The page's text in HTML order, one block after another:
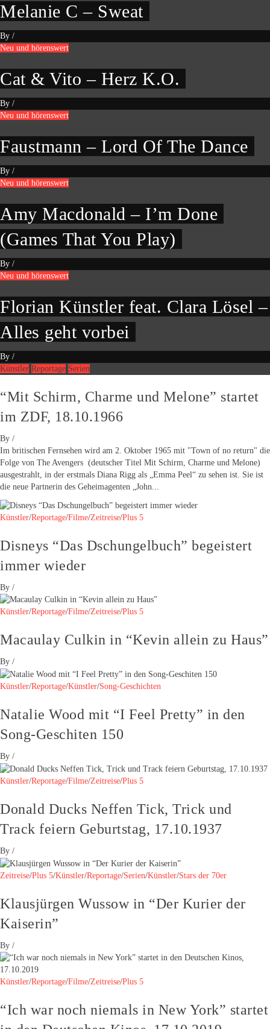
Melanie C – Sweat
By /
Neu und hörenswert
Cat & Vito – Herz K.O.
By /
Neu und hörenswert
Faustmann – Lord Of The Dance
By /
Neu und hörenswert
Amy Macdonald – I’m Done
(Games That You Play)
By /
Neu und hörenswert
Florian Künstler feat. Clara Lösel –
Alles geht vorbei
By /
Künstler Reportage Serien
“Mit Schirm, Charme und Melone” startet
im ZDF, 18.10.1966
By /
Im britischen Fernsehen wird am 2. Oktober 1965 mit "Town of no return" die
Folge von The Avengers (deutscher Titel Mit Schirm, Charme und Melone)
ausgestrahlt, in der erstmals Diana Rigg als „Emma Peel“ zu sehen ist. Sie ist
die neue Partnerin des Geheimagenten „John...
Künstler/Reportage/Filme/Zeitreise/Plus 5
Disneys “Das Dschungelbuch” begeistert
immer wieder
By /
Künstler/Reportage/Filme/Zeitreise/Plus 5
Macaulay Culkin in “Kevin allein zu Haus”
By /
Künstler/Reportage/Künstler/Song-Geschichten
Natalie Wood mit “I Feel Pretty” in den
Song-Geschiten 150
By /
Künstler/Reportage/Filme/Zeitreise/Plus 5
Donald Ducks Neffen Tick, Trick und
Track feiern Geburtstag, 17.10.1937
By /
Zeitreise/Plus 5/Künstler/Reportage/Serien/Künstler/Stars der 70er
Klausjürgen Wussow in “Der Kurier der
Kaiserin”
By /
Künstler/Reportage/Filme/Zeitreise/Plus 5
“Ich war noch niemals in New York” startet